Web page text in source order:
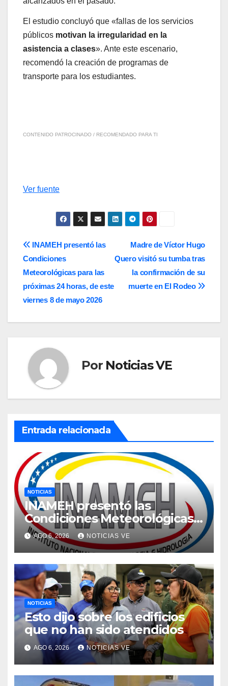
El estudio concluyó que «fallas de los servicios
públicos motivan la irregularidad en la
asistencia a clases». Ante este escenario,
recomendó la creación de programas de
transporte para los estudiantes.
CONTENIDO PATROCINADO / RECOMENDADO PARA TI
Ver fuente
Navegación
de
entradas
Madre de Víctor Hugo
Quero visitó su tumba tras
la confirmación de su
muerte en El Rodeo
INAMEH presentó las
Condiciones
Meteorológicas para las
próximas 24 horas, de este
viernes 8 de mayo 2026
Por Noticias VE
Entrada relacionada
NOTICIAS
INAMEH presentó las
Condiciones Meteorológicas
para las próximas 24 horas,
de este jueves 6 de agosto
2026
AGO 6, 2026 NOTICIAS VE
NOTICIAS
Esto dijo sobre los edificios
que no han sido atendidos
AGO 6, 2026 NOTICIAS VE